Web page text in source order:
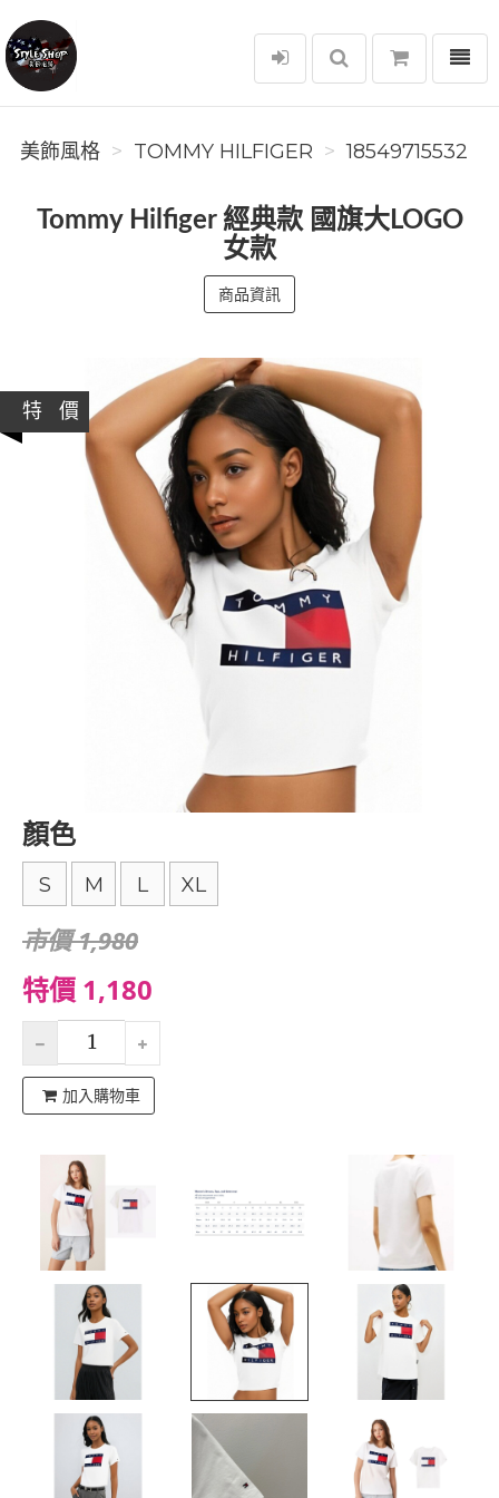
美飾風格
選單
美飾風格 TOMMY HILFIGER 18549715532
Tommy Hilfiger 經典款 國旗大LOGO
女款
商品資訊
特 價
顏色
S M L XL
市價 1,980
特價 1,180
加入購物車